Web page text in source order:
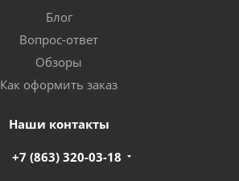
Блог
Вопрос-ответ
Обзоры
Как оформить заказ
Наши контакты
+7 (863) 320-03-18